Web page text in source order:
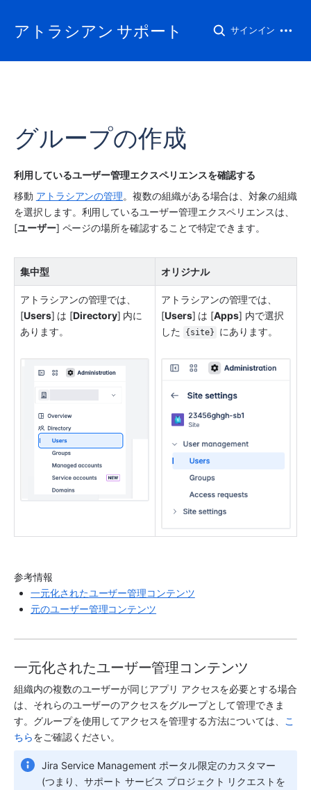
アトラシアン サポート サインイン
グループの作成
利用しているユーザー管理エクスペリエンスを確認する
移動 アトラシアンの管理。複数の組織がある場合は、対象の組織
を選択します。 利用しているユーザー管理エクスペリエンスは、
[ユーザー] ページの場所を確認することで特定できます。
集中型 オリジナル
アトラシアンの管理では、
[Users] は [Directory] 内に
あります。
アトラシアンの管理では、
[Users] は [Apps] 内で選択
した
{site} にあります。
参考情報
一元化されたユーザー管理コンテンツ
元のユーザー管理コンテンツ
一元化されたユーザー管理コンテンツ
組織内の複数のユーザーが同じアプリ アクセスを必要とする場合
は、それらのユーザーのアクセスをグループとして管理できま
す。グループを使用してアクセスを管理する方法については、 こ
ちらをご確認ください。
Jira Service Management ポータル限定のカスタマー
(つまり、サポート サービス プロジェクト リクエストを